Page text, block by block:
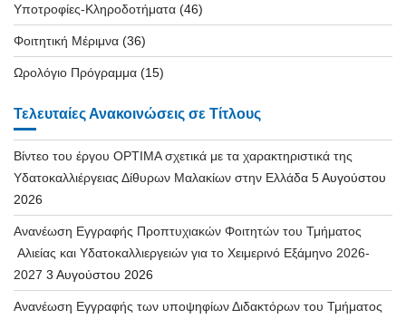
Υποτροφίες-Κληροδοτήματα (46)
Φοιτητική Μέριμνα (36)
Ωρολόγιο Πρόγραμμα (15)
Τελευταίες Ανακοινώσεις σε Τίτλους
Βίντεο του έργου OPTIMA σχετικά με τα χαρακτηριστικά της
Υδατοκαλλιέργειας Δίθυρων Μαλακίων στην Ελλάδα 5 Αυγούστου
2026
Ανανέωση Εγγραφής Προπτυχιακών Φοιτητών του Τμήματος
Αλιείας και Υδατοκαλλιεργειών για το Χειμερινό Εξάμηνο 2026-
2027 3 Αυγούστου 2026
Ανανέωση Εγγραφής των υποψηφίων Διδακτόρων του Τμήματος